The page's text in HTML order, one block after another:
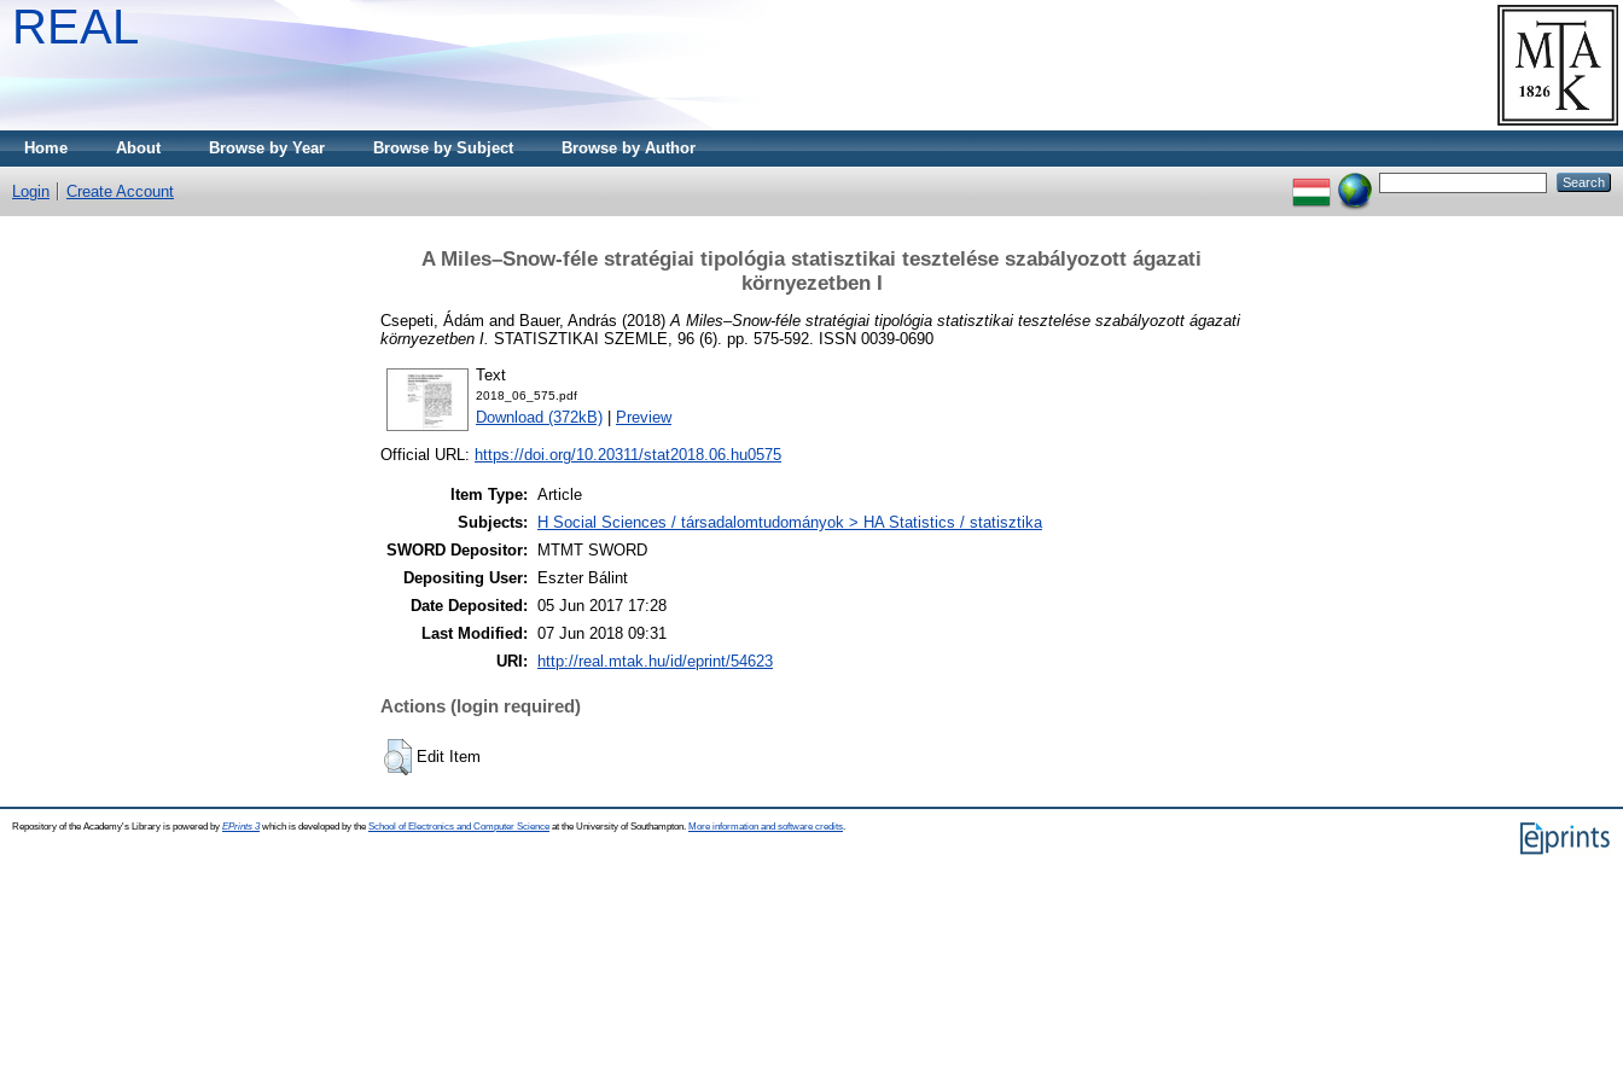
REAL
Home About Browse by Year Browse by Subject Browse by Author
Login Create Account
A Miles–Snow-féle stratégiai tipológia statisztikai tesztelése szabályozott ágazati
környezetben I
Csepeti, Ádám and Bauer, András (2018) A Miles–Snow-féle stratégiai tipológia statisztikai tesztelése szabályozott ágazati
környezetben I. STATISZTIKAI SZEMLE, 96 (6). pp. 575-592. ISSN 0039-0690
Text
2018_06_575.pdf
Download (372kB) Preview
Official URL: https://doi.org/10.20311/stat2018.06.hu0575
Item Type: Article
Subjects:
H Social Sciences / társadalomtudományok > HA Statistics / statisztika
SWORD Depositor:
MTMT SWORD
Depositing User:
Eszter Bálint
Date Deposited: 05 Jun 2017 17:28
Last Modified: 07 Jun 2018 09:31
URI:
http://real.mtak.hu/id/eprint/54623
Actions (login required)
Edit Item
Repository of the Academy's Library is powered by EPrints 3which is developed by the School of Electronics and Computer Science at the University of Southampton. More information and software credits